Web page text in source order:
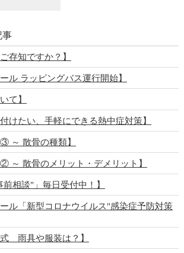
事
存知ですか？】
ル ラッピングバス運行開始】
て】
けたい、手軽にできる熱中症対策】
～ 散骨の種類】
② ～ 散骨のメリット・デメリット】
前相談"」毎日受付中！】
ール「新型コロナウイルス"感染症予防対策
式 雨具や服装は？】